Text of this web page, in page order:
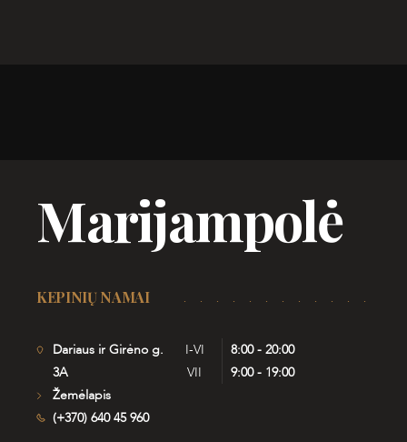
Marijampolė
KEPINIŲ NAMAI
Dariaus ir Girėno g.
3A
Žemėlapis
(+370) 640 45 960
I-VI
8:00 - 20:00
VII
9:00 - 19:00